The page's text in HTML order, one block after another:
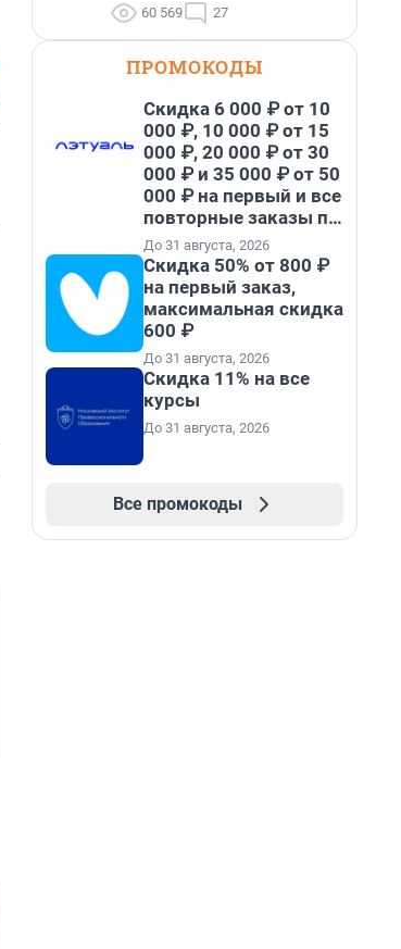
60 569 27
ПРОМОКОДЫ
Скидка 6 000 ₽ от 10
000 ₽, 10 000 ₽ от 15
000 ₽, 20 000 ₽ от 30
000 ₽ и 35 000 ₽ от 50
000 ₽ на первый и все
повторные заказы по
промокоду НАБЕРИ
До 31 августа, 2026
Скидка 50% от 800 ₽
на первый заказ,
максимальная скидка
600 ₽
До 31 августа, 2026
Скидка 11% на все
курсы
До 31 августа, 2026
Все промокоды